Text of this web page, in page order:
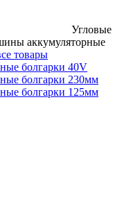
Угловые
аккумуляторные
товары
болгарки 40V
болгарки 230мм
болгарки 125мм